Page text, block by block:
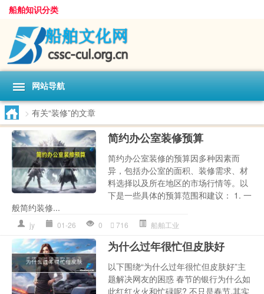
船舶知识分类
网站导航
> 有关“装修”的文章
简约办公室装修预算
简约办公室装修的预算因多种因素而
异，包括办公室的面积、装修需求、材
料选择以及所在地区的市场行情等。以
下是一些具体的预算范围和建议： 1. 一
般简约装修...
jy 01-26 0 716 船舶工业
为什么过年很忙但皮肤好
以下围绕“为什么过年很忙但皮肤好”主
题解决网友的困惑 春节的银行为什么如
此红红火火和忙碌呢? 不只是春节,其实